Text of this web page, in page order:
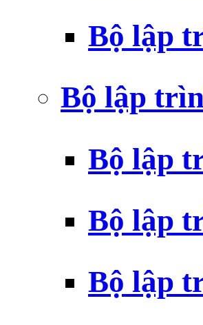
Bộ lập
Bộ lập
Bộ lập
Bộ lập
Bộ lập